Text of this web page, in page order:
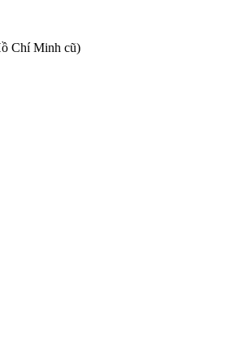
Chí Minh cũ)